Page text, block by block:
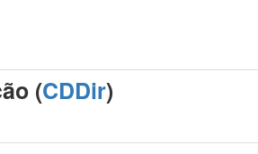
(CDDir)